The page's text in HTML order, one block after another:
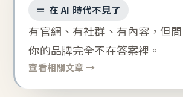
＝ 在 AI 時代不見了
有官網、有社群、有內容，但
你的品牌完全不在答案裡。
查看相關文章 →